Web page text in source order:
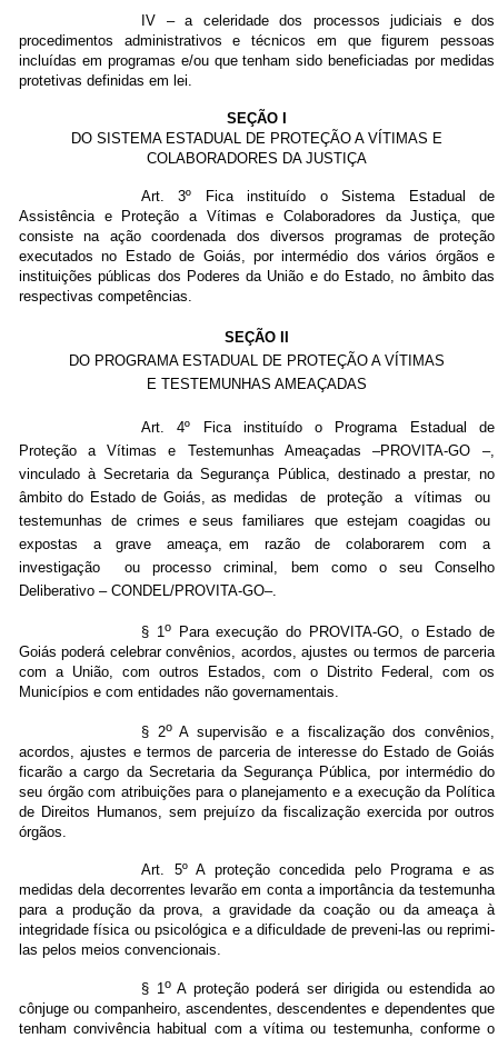
IV – a celeridade dos processos judiciais e dos
procedimentos administrativos e técnicos em que figurem pessoas
incluídas em programas e/ou que tenham sido beneficiadas por medidas
protetivas definidas em lei.
SEÇÃO I
DO SISTEMA ESTADUAL DE PROTEÇÃO A VÍTIMAS E
COLABORADORES DA JUSTIÇA
Art. 3º Fica instituído o Sistema Estadual de
Assistência e Proteção a Vítimas e Colaboradores da Justiça, que
consiste na ação coordenada dos diversos programas de proteção
executados no Estado de Goiás, por intermédio dos vários órgãos e
instituições públicas dos Poderes da União e do Estado, no âmbito das
respectivas competências.
SEÇÃO II
DO PROGRAMA ESTADUAL DE PROTEÇÃO A VÍTIMAS
E TESTEMUNHAS AMEAÇADAS
Art. 4º Fica instituído o Programa Estadual de
Proteção a Vítimas e Testemunhas Ameaçadas –PROVITA-GO
–,
vinculado à Secretaria da Segurança Pública, destinado a prestar, no
âmbito do Estado de Goiás,
as medidas de proteção a vítimas ou
testemunhas de crimes e seus familiares que estejam coagidas ou
expostas a grave ameaça, em razão de colaborarem com a
investigação ou processo criminal, bem como o seu Conselho
Deliberativo – CONDEL/PROVITA-GO–.
§ 1oPara execução do PROVITA-GO, o Estado de
Goiás poderá celebrar convênios, acordos, ajustes ou termos de parceria
com a União, com outros Estados, com o Distrito Federal, com os
Municípios e com entidades não governamentais.
§ 2oA supervisão e a fiscalização dos convênios,
acordos, ajustes e termos de parceria de interesse do Estado de Goiás
ficarão a cargo da Secretaria da Segurança Pública, por intermédio do
seu órgão com atribuições para o planejamento e a execução da Política
de Direitos Humanos, sem prejuízo da fiscalização exercida por outros
órgãos.
Art. 5º A proteção concedida pelo Programa e as
medidas dela decorrentes levarão em conta a importância da testemunha
para a produção da prova, a gravidade da coação ou da ameaça à
integridade física ou psicológica e a dificuldade de preveni-las ou reprimi-
las pelos meios convencionais.
§ 1 oA proteção poderá ser dirigida ou estendida ao
cônjuge ou companheiro, ascendentes, descendentes e dependentes que
tenham convivência habitual com a vítima ou testemunha, conforme o